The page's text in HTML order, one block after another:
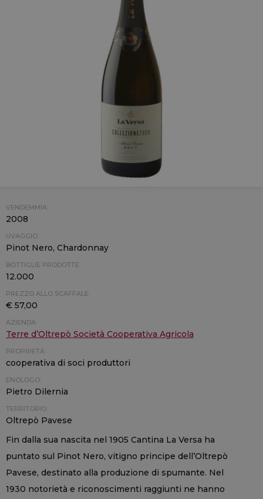
VENDEMMIA:
2008
UVAGGIO:
Pinot Nero, Chardonnay
BOTTIGLIE PRODOTTE:
12.000
PREZZO ALLO SCAFFALE:
€ 57,00
AZIENDA:
Terre d’Oltrepò Società Cooperativa Agricola
PROPRIETÀ:
cooperativa di soci produttori
ENOLOGO:
Pietro Dilernia
TERRITORIO:
Oltrepò Pavese
Fin dalla sua nascita nel 1905 Cantina La Versa ha
puntato sul Pinot Nero, vitigno principe dell’Oltrepò
Pavese, destinato alla produzione di spumante. Nel
1930 notorietà e riconoscimenti raggiunti ne hanno